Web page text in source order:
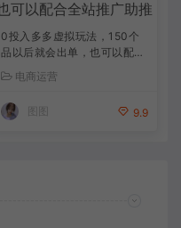
0投入多多虚拟玩法，150个
品以后就会出单，也可以配合
全站推广助推
电商运营
9.9